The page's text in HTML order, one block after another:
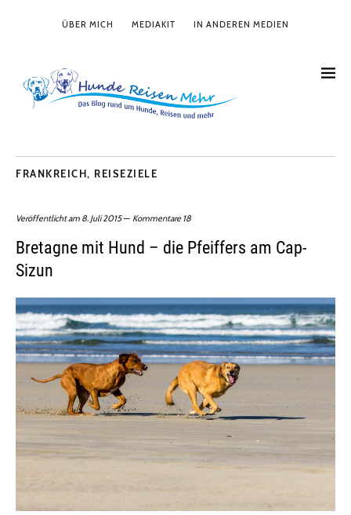
ÜBER MICH MEDIAKIT IN ANDEREN MEDIEN
FRANKREICH, REISEZIELE
Veröffentlicht am 8. Juli 2015 Kommentare 18
Bretagne mit Hund – die Pfeiffers am Cap-
Sizun